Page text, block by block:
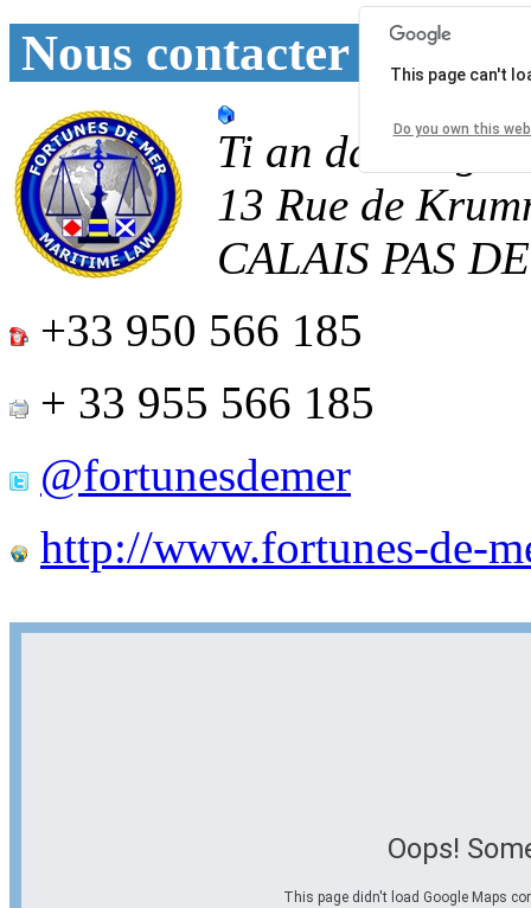
Nous contacter
Ti an
13 Rue de
CALAIS PAS
+33 950 566 185
+ 33 955 566 185
@fortunesdemer
http://www.fortunes-de-
Oops!
This page didn't load Google Maps
This page can't
Do you own this